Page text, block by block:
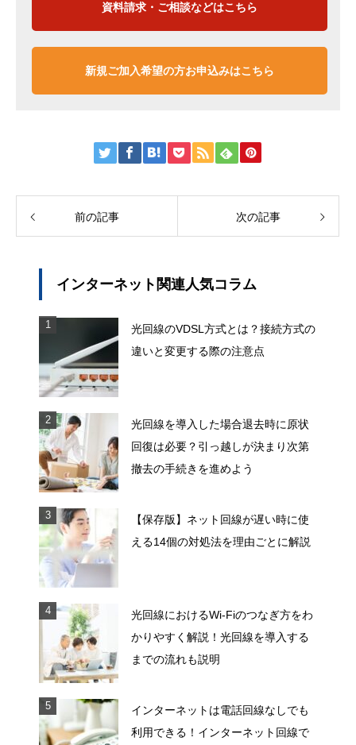
資料請求・ご相談などはこちら
新規ご加入希望の方お申込みはこちら
前の記事 次の記事
インターネット関連人気コラム
光回線のVDSL方式とは？接続方式の
違いと変更する際の注意点
光回線を導入した場合退去時に原状
回復は必要？引っ越しが決まり次第
撤去の手続きを進めよう
【保存版】ネット回線が遅い時に使
える14個の対処法を理由ごとに解説
光回線におけるWi-Fiのつなぎ方をわ
かりやすく解説！光回線を導入する
までの流れも説明
インターネットは電話回線なしでも
利用できる！インターネット回線で